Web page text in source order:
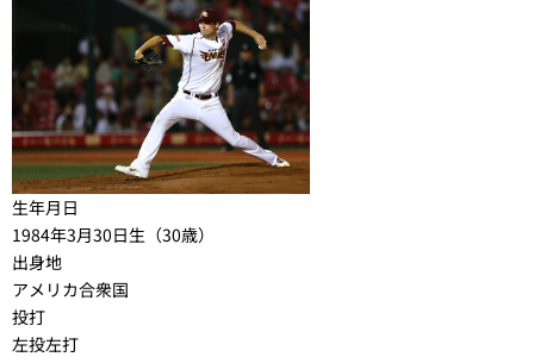
生年月日
1984年3月30日生（30歳）
出身地
アメリカ合衆国
投打
左投左打